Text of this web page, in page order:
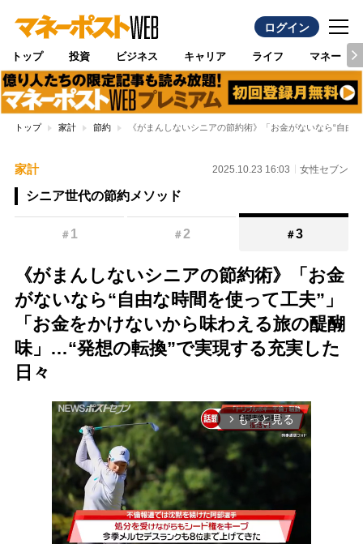
ログイン
トップ 投資 ビジネス キャリア ライフ マネー
トップ 家計 節約 《がまんしないシニアの節約術》「お金がないなら“自
家計 2025.10.23 16:03 女性セブン
シニア世代の節約メソッド
＃ 1 ＃2 ＃3
《がまんしないシニアの節約術》「お金
がないなら“自由な時間を使って工夫”」
「お金をかけないから味わえる旅の醍醐
味」…“発想の転換”で実現する充実した
日々
arrow_forward_ios もっと見る